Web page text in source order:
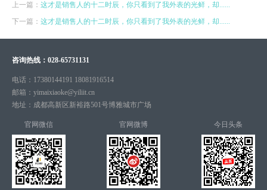
上一篇： 这才是销售人的十二时辰，你只看到了我外表的光鲜，却......
下一篇： 这才是销售人的十二时辰，你只看到了我外表的光鲜，却......
咨询热线： 028-65731131
电话： 17380144191 18081916514
邮箱： yimaixiaoke@yiliit.cn
地址： 成都高新区新裕路501号博雅城市广场
官网微信 官网微博 今日头条